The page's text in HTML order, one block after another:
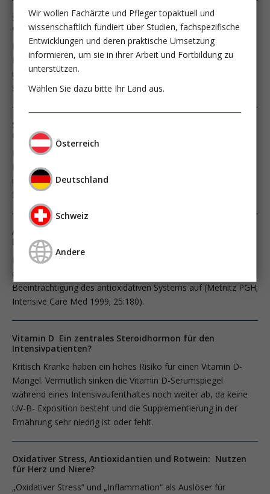
Selen bei kritisch kranken Patienten Supplementieren
oder nicht?
In den kürzlich publizierten neuen Sepsis-Guidelines (Dellinger
RP, Crit Care Med 2013; 41:580) wird aufgrund einer
ungenügenden Datenlage von einer Supplementierung mit
Selen abgeraten (Evidenzgrad 2C).
Selen bei kritisch kranken Patienten Supplementieren
oder nicht?
In den kürzlich publizierten neuen Sepsis-Guidelines (Dellinger
RP, Crit Care Med 2013; 41:580) wird aufgrund einer
ungenügenden Datenlage von einer Supplementierung mit
Selen abgeraten (Evidenzgrad 2C).
Antioxidantien beim Intensivpatienten Wann in welcher
Dosierung ?
Die meisten Patienten auf einer Intensivstation weisen eine
durch verschiedenste Mechanismen bedingte hochgradige
Beeinträchtigung des antioxidativen Systems auf (Metnitz PGH;
Intensive Care Med 1999; 25:180).
Vitamin D Ein zentrales Steroidhormon für den
Intensivpatienten?
Kritisch Kranke haben ein hohes Risiko für einen Vitamin D-
Mangel. Vermutlich sinken die Vitamin D-Serumspiegel
während eines Intensivaufenthaltes noch weiter ab, da keine
UV-B- Exposition besteht und die Supplementierung in der
Ernährung sehr niedrig ist oder fehlt.
Oxidativer Stress, Antioxidantien und Rotwein: Nutzen
für Herz und Niere?
„Oxidativer Stress“ und „Inflamma­tion“ als Auslöser für
Wir wollen Fachärzte und Pfleger topaktuell und
wissenschaftlich fundiert über Studien, fachspezifische
Entwicklungen und deren praktische Umsetzung
informieren, um sie in ihrer Arbeit und Fortbildung zu
unterstützen.
Wählen Sie dazu bitte Ihr Land aus.
Österreich
Deutschland
Schweiz
Andere